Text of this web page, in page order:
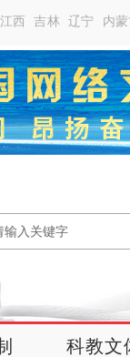
江西 吉林 辽宁 内
科教文